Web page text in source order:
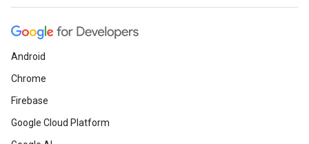
Android
Chrome
Firebase
Google Cloud Platform